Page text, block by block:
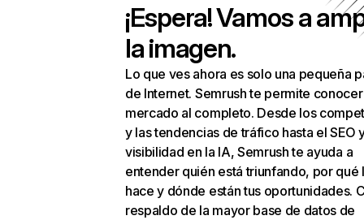
¡Espera! Vamos a
la imagen.
Lo que ves ahora es solo una pequeña
de Internet. Semrush te permite
mercado al completo. Desde los
y las tendencias de tráfico hasta el SEO
visibilidad en la IA, Semrush te ayuda a
entender quién está triunfando, por qué
hace y dónde están tus oportunidades.
respaldo de la mayor base de datos de